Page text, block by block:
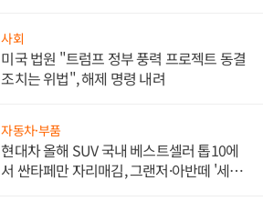
사회
미국 법원 "트럼프 정부 풍력 프로젝트 동결
조치는 위법", 해제 명령 내려
자동차·부품
현대차 올해 SUV 국내 베스트셀러 톱10에
서 싼타페만 자리매김, 그랜저·아반떼 '세단